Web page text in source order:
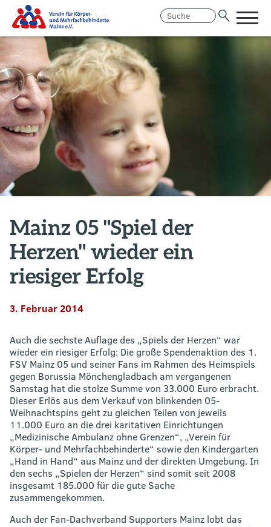
Hauptregion
der
Seite
anspringen
Link
Homepage
Menü
Mainz 05 "Spiel der
Herzen" wieder ein
riesiger Erfolg
3. Februar 2014
Auch die sechste Auflage des „Spiels der Herzen“ war
wieder ein riesiger Erfolg: Die große Spendenaktion des 1.
FSV Mainz 05 und seiner Fans im Rahmen des Heimspiels
gegen Borussia Mönchengladbach am vergangenen
Samstag hat die stolze Summe von 33.000 Euro erbracht.
Dieser Erlös aus dem Verkauf von blinkenden 05-
Weihnachtspins geht zu gleichen Teilen von jeweils
11.000 Euro an die drei karitativen Einrichtungen
„Medizinische Ambulanz ohne Grenzen“, „Verein für
Körper- und Mehrfachbehinderte“ sowie den Kindergarten
„Hand in Hand“ aus Mainz und der direkten Umgebung. In
den sechs „Spielen der Herzen“ sind somit seit 2008
insgesamt 185.000 für die gute Sache
zusammengekommen.
Auch der Fan-Dachverband Supporters Mainz lobt das